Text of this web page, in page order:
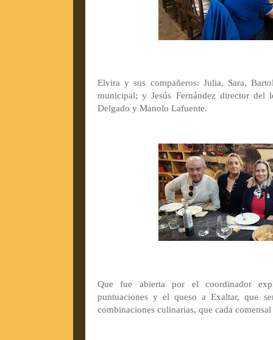
Elvira y sus compañeros: Julia, Sara,
municipal; y Jesús Fernández director del
Delgado y Manolo Lafuente.
Que fue abierta por el coordinador
puntuaciones y el queso a Exaltar, que
combinaciones culinarias, que cada